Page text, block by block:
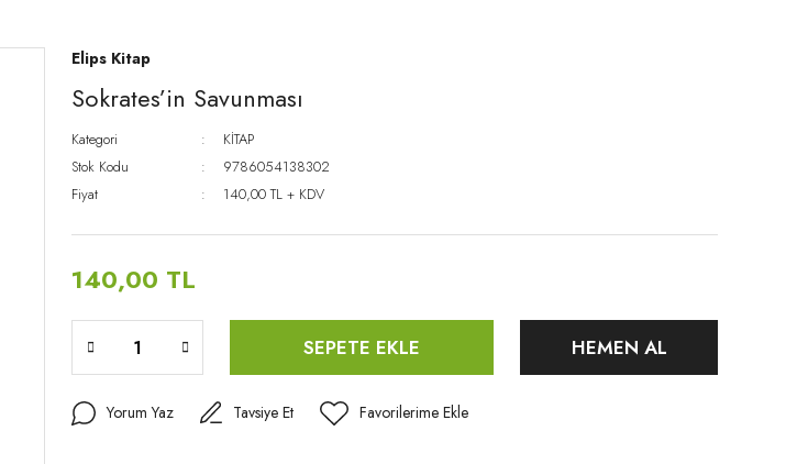
Elips Kitap
Sokrates’in Savunması
Kategori
KİTAP
Stok Kodu
9786054138302
Fiyat
140,00 TL + KDV
140,00 TL
SEPETE EKLE HEMEN AL
Yorum Yaz Tavsiye Et